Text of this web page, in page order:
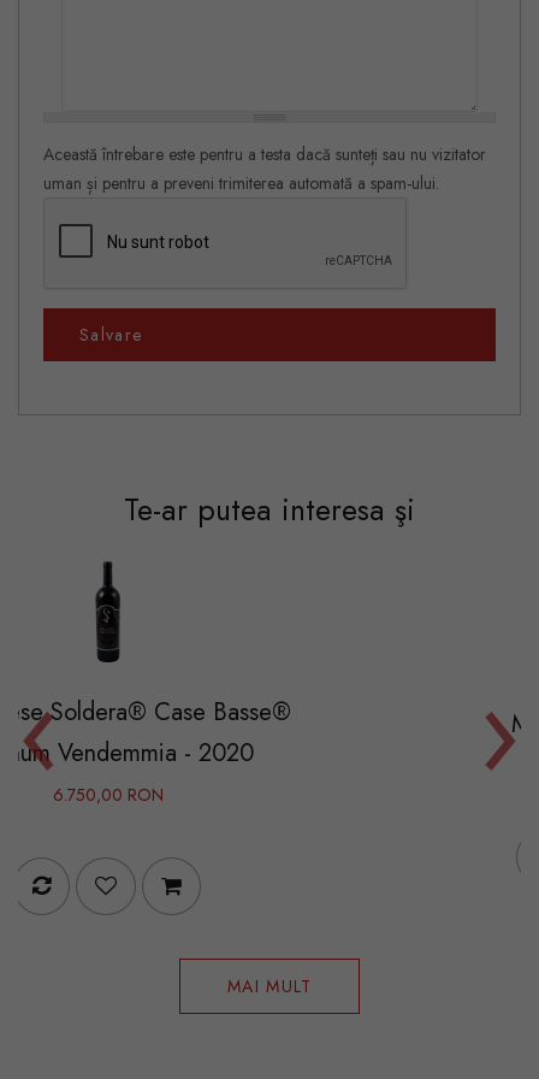
Această întrebare este pentru a testa dacă sunteți sau nu vizitator
uman și pentru a preveni trimiterea automată a spam-ului.
Salvare
Te-ar putea interesa şi
Basse®
- 2020
Marcenasco -
370,00 RON
‹ ›
MAI MULT